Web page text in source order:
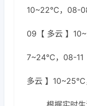
10~22℃，08-
09【 多云 】
7~24℃，08-11
多云 】10~25℃